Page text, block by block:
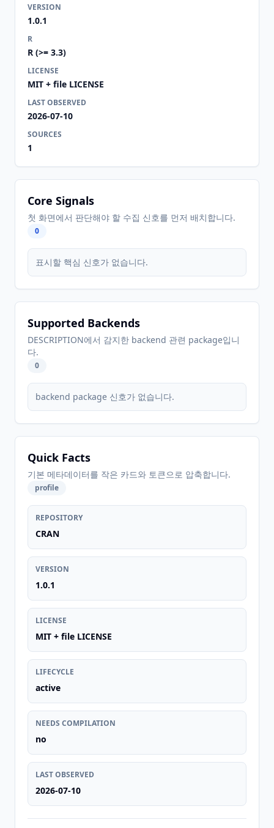
VERSION
1.0.1
R
R (>= 3.3)
LICENSE
MIT + file LICENSE
LAST OBSERVED
2026-07-10
SOURCES
1
Core Signals
첫 화면에서 판단해야 할 수집 신호를 먼저 배치합니다.
0
표시할 핵심 신호가 없습니다.
Supported Backends
DESCRIPTION에서 감지한 backend 관련 package입니
다.
0
backend package 신호가 없습니다.
Quick Facts
기본 메타데이터를 작은 카드와 토큰으로 압축합니다.
profile
REPOSITORY
CRAN
VERSION
1.0.1
LICENSE
MIT + file LICENSE
LIFECYCLE
active
NEEDS COMPILATION
no
LAST OBSERVED
2026-07-10